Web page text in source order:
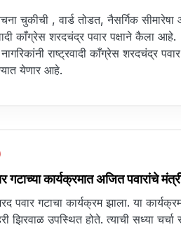
चुकीची , वार्ड तोडत, नैसर्गिक
काँग्रेस शरदचंद्र पवार पक्षाने कैला आहे.
राष्ट्रवादी काँग्रेस शरदचंद्र
येणार आहे.
कार्यक्रमात अजित पवारांचे
पवार गटाचा कार्यक्रम झाला. या
झिरवाळ उपस्थित होते. त्याची सध्या